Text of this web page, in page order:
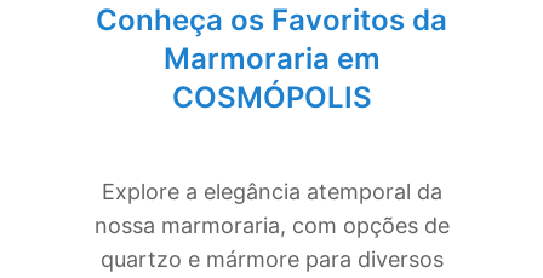
Conheça os Favoritos da
Marmoraria em
COSMÓPOLIS
Explore a elegância atemporal da
nossa marmoraria, com opções de
quartzo e mármore para diversos